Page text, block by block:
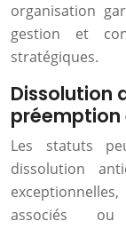
organisation
gestion et
stratégiques.
Dissolution
préemption
Les statuts
dissolution
associés ou